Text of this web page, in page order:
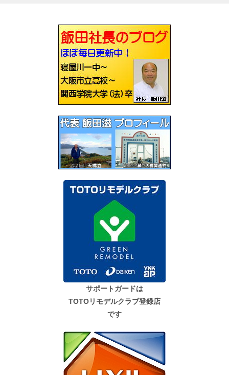
ゲ
ー
シ
ョ
ン
サポートガードは
TOTOリモデルクラブ登録店
です